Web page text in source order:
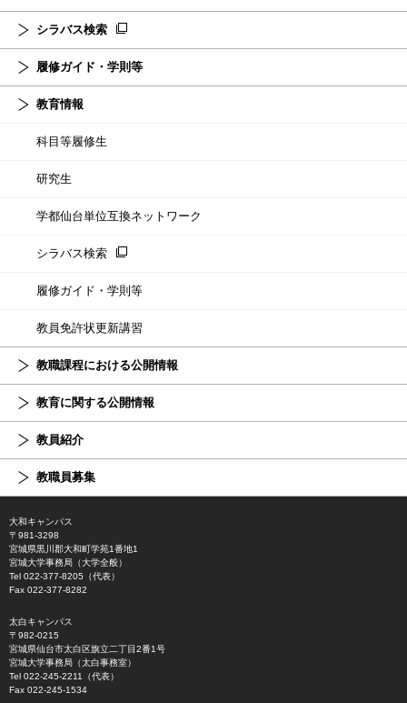
シラバス検索
履修ガイド・学則等
教育情報
科目等履修生
研究生
学都仙台単位互換ネットワーク
シラバス検索
履修ガイド・学則等
教員免許状更新講習
教職課程における公開情報
教育に関する公開情報
教員紹介
教職員募集
大和キャンパス
〒981-3298
宮城県黒川郡大和町学苑1番地1
宮城大学事務局（大学全般）
Tel 022-377-8205（代表）
Fax 022-377-8282
太白キャンパス
〒982-0215
宮城県仙台市太白区旗立二丁目2番1号
宮城大学事務局（太白事務室）
Tel 022-245-2211（代表）
Fax 022-245-1534